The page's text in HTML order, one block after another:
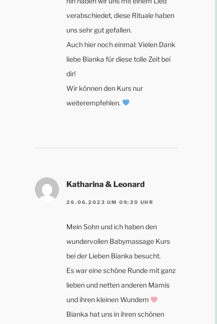
verabschiedet, diese Rituale haben
uns sehr gut gefallen.
Auch hier noch einmal: Vielen Dank
liebe Bianka für diese tolle Zeit bei
dir!
Wir können den Kurs nur
weiterempfehlen.
Katharina & Leonard
26.06.2023 UM 09:30 UHR
Mein Sohn und ich haben den
wundervollen Babymassage Kurs
bei der Lieben Bianka besucht.
Es war eine schöne Runde mit ganz
lieben und netten anderen Mamis
und ihren kleinen Wundern
Bianka hat uns in ihren schönen